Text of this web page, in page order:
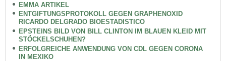
EMMA ARTIKEL
ENTGIFTUNGSPROTOKOLL GEGEN GRAPHENOXID
RICARDO DELGRADO BIOESTADISTICO
EPSTEINS BILD VON BILL CLINTON IM BLAUEN KLEID MIT
STÖCKELSCHUHEN?
ERFOLGREICHE ANWENDUNG VON CDL GEGEN CORONA
IN MEXIKO